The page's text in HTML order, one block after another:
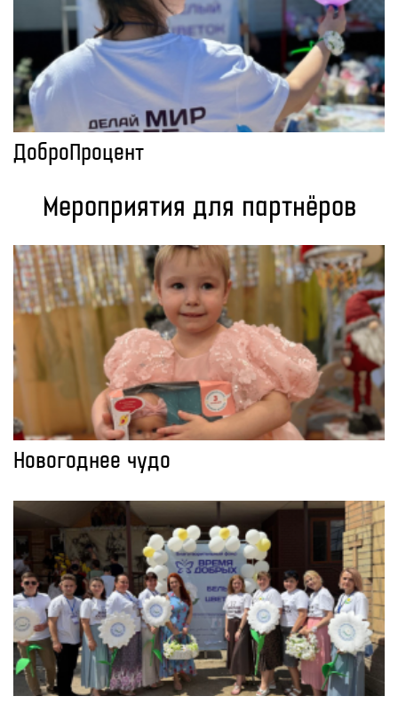
ДоброПроцент
Мероприятия для партнёров
Новогоднее чудо